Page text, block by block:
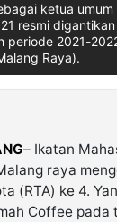
ketua umum
resmi
periode 2021-
Raya).
– Ikatan
raya
(RTA) ke 4.
Coffee pada